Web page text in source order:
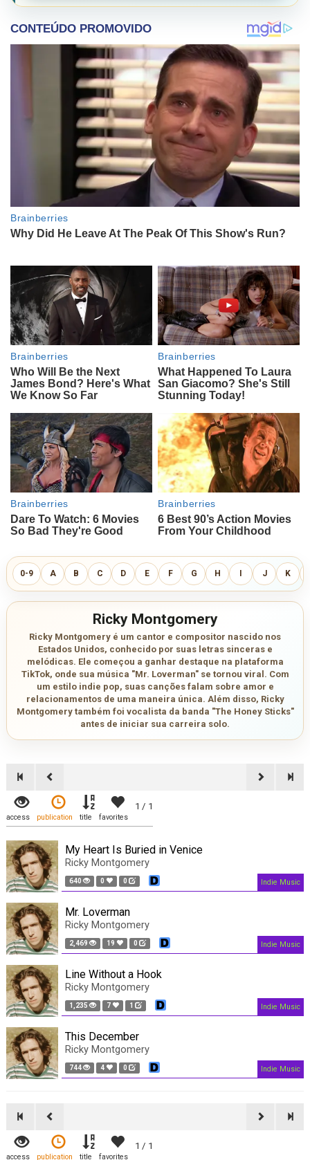
0-9 A B C D E F G H I J K
Ricky Montgomery
Ricky Montgomery é um cantor e compositor nascido nos
Estados Unidos, conhecido por suas letras sinceras e
melódicas. Ele começou a ganhar destaque na plataforma
TikTok, onde sua música "Mr. Loverman" se tornou viral. Com
um estilo indie pop, suas canções falam sobre amor e
relacionamentos de uma maneira única. Além disso, Ricky
Montgomery também foi vocalista da banda "The Honey Sticks"
antes de iniciar sua carreira solo.
1 / 1
access publication title favorites
My Heart Is Buried in Venice
Ricky Montgomery
640 0 0 Indie Music
Mr. Loverman
Ricky Montgomery
2,469 19 0 Indie Music
Line Without a Hook
Ricky Montgomery
1,235 7 1 Indie Music
This December
Ricky Montgomery
744 4 0 Indie Music
1 / 1
access publication title favorites